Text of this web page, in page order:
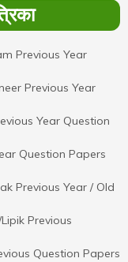
Previous Year
Previous Year
Year Question
Question Papers
Previous Year / Old
Previous
Question Papers